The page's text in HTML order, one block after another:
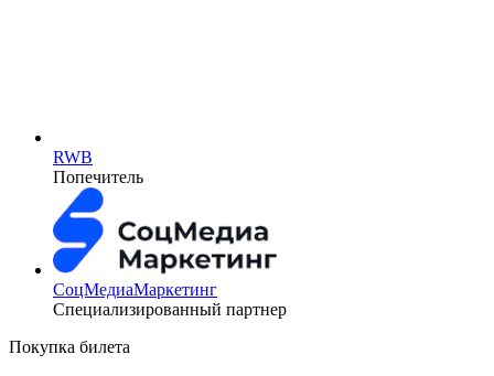
RWB
Попечитель
СоцМедиаМаркетинг
Специализированный партнер
Покупка билета